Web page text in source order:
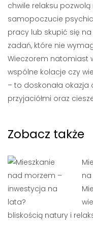
chwile relaksu
samopoczucie
pracy lub skupić się
zadań, które nie
Wieczorem natomiast
wspólne kolacje czy
– to doskonała
przyjaciółmi oraz
Zobacz także
bliskością natury i